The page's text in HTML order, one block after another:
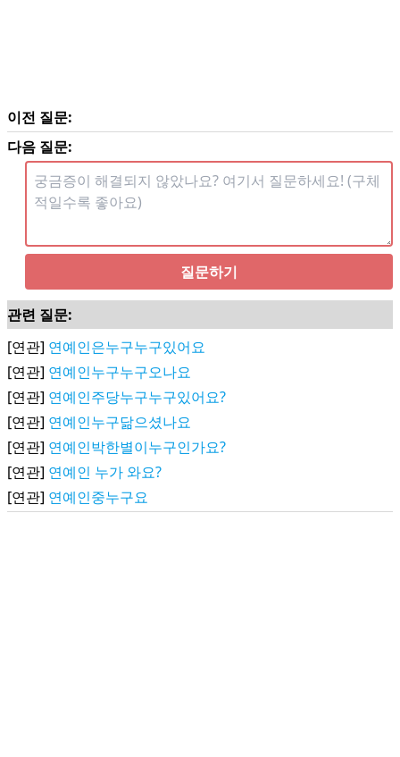
이전 질문:
다음 질문:
질문하기
관련 질문:
[연관] 연예인은누구누구있어요
[연관] 연예인누구누구오나요
[연관] 연예인주당누구누구있어요?
[연관] 연예인누구닮으셨나요
[연관] 연예인박한별이누구인가요?
[연관] 연예인 누가 와요?
[연관] 연예인중누구요